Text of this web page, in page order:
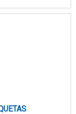
a garantir